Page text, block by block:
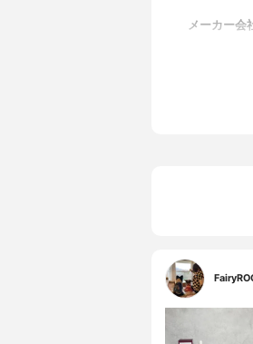
メーカー会